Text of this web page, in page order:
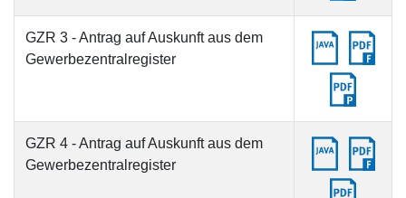
GZR 3 - Antrag auf Auskunft aus dem
Gewerbezentralregister
GZR 4 - Antrag auf Auskunft aus dem
Gewerbezentralregister